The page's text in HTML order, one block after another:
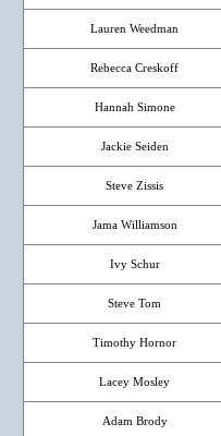
Lauren Weedman
Rebecca Creskoff
Hannah Simone
Jackie Seiden
Steve Zissis
Jama Williamson
Ivy Schur
Steve Tom
Timothy Hornor
Lacey Mosley
Adam Brody